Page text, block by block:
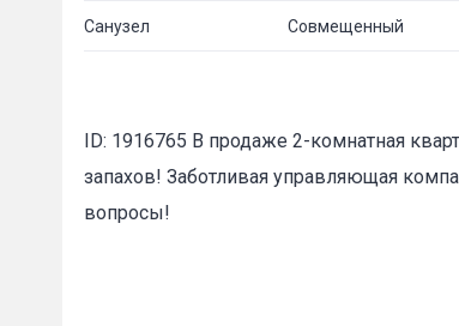
Санузел Совмещенный
ID: 1916765 В продаже 2-комнатная
запахов! Заботливая управляющая
вопросы!